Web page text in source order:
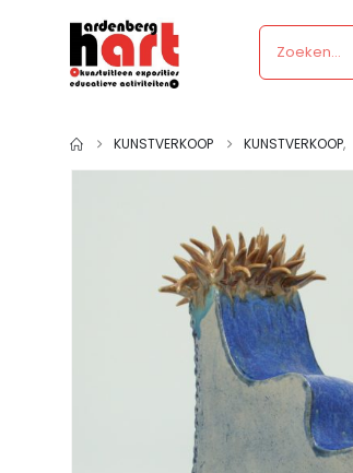
KUNSTVERKOOP KUNSTVERKOOP,